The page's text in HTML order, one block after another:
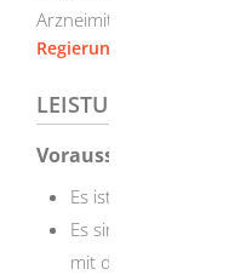
Arzneimittelüberwachung
Regierungspräsidium
LEISTUNGSDETAILS
Voraussetzungen
Es ist eine
Es sind geeignete
mit der Einfuhr